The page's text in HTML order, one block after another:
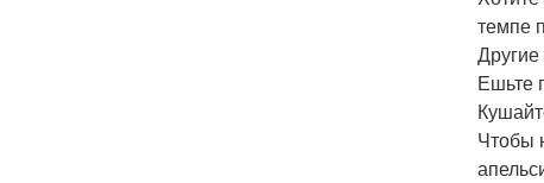
темпе
Ешьте
Чтобы